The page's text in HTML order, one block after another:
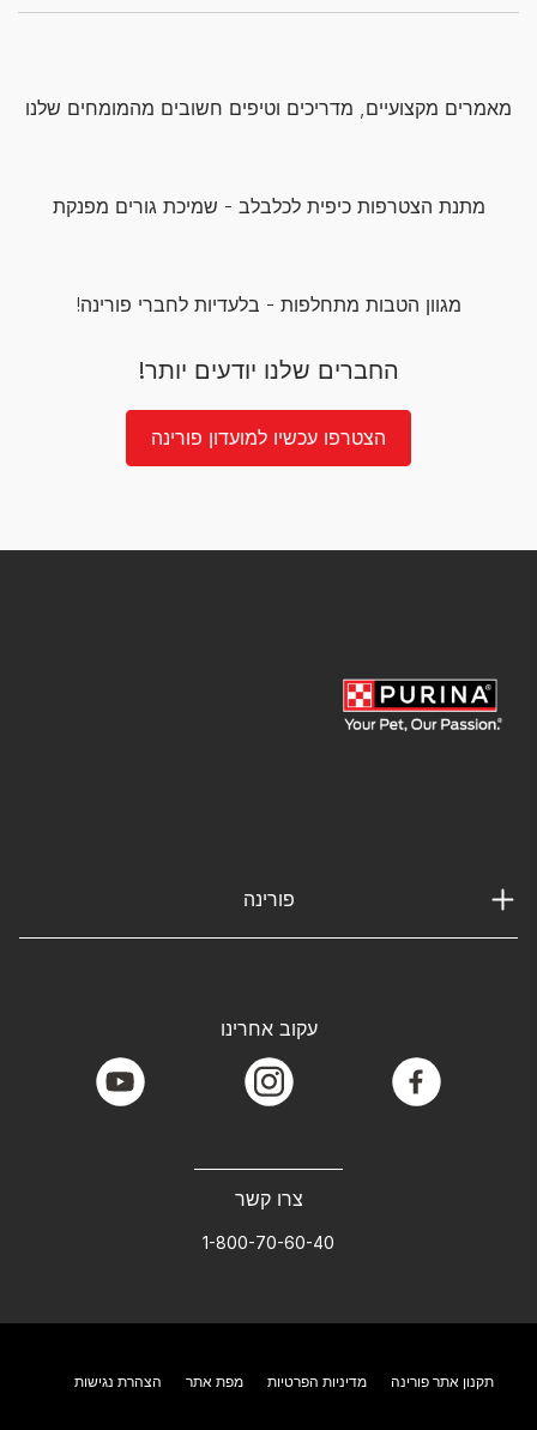
מאמרים מקצועיים, מדריכים וטיפים חשובים מהמומחים שלנו
מתנת הצטרפות כיפית לכלבלב - שמיכת גורים מפנקת
מגוון הטבות מתחלפות - בלעדיות לחברי פורינה!
החברים שלנו יודעים יותר!
הצטרפו עכשיו למועדון פורינה
פורינה
צרו קשר
1-800-70-60-40
עקוב אחרינו
facebook
instagram
youtube
תקנון אתר פורינה מדיניות הפרטיות מפת אתר הצהרת נגישות